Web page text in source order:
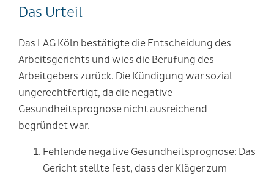
Das Urteil
Das LAG Köln bestätigte die Entscheidung des
Arbeitsgerichts und wies die Berufung des
Arbeitgebers zurück. Die Kündigung war sozial
ungerechtfertigt, da die negative
Gesundheitsprognose nicht ausreichend
begründet war.
Fehlende negative Gesundheitsprognose: Das
Gericht stellte fest, dass der Kläger zum